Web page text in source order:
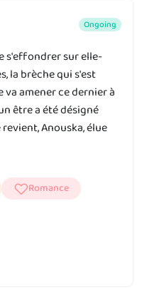
Ongoing
s'effondrer sur elle-
la brèche qui s'est
amener ce dernier à
être a été désigné
Anouska, élue
Romance